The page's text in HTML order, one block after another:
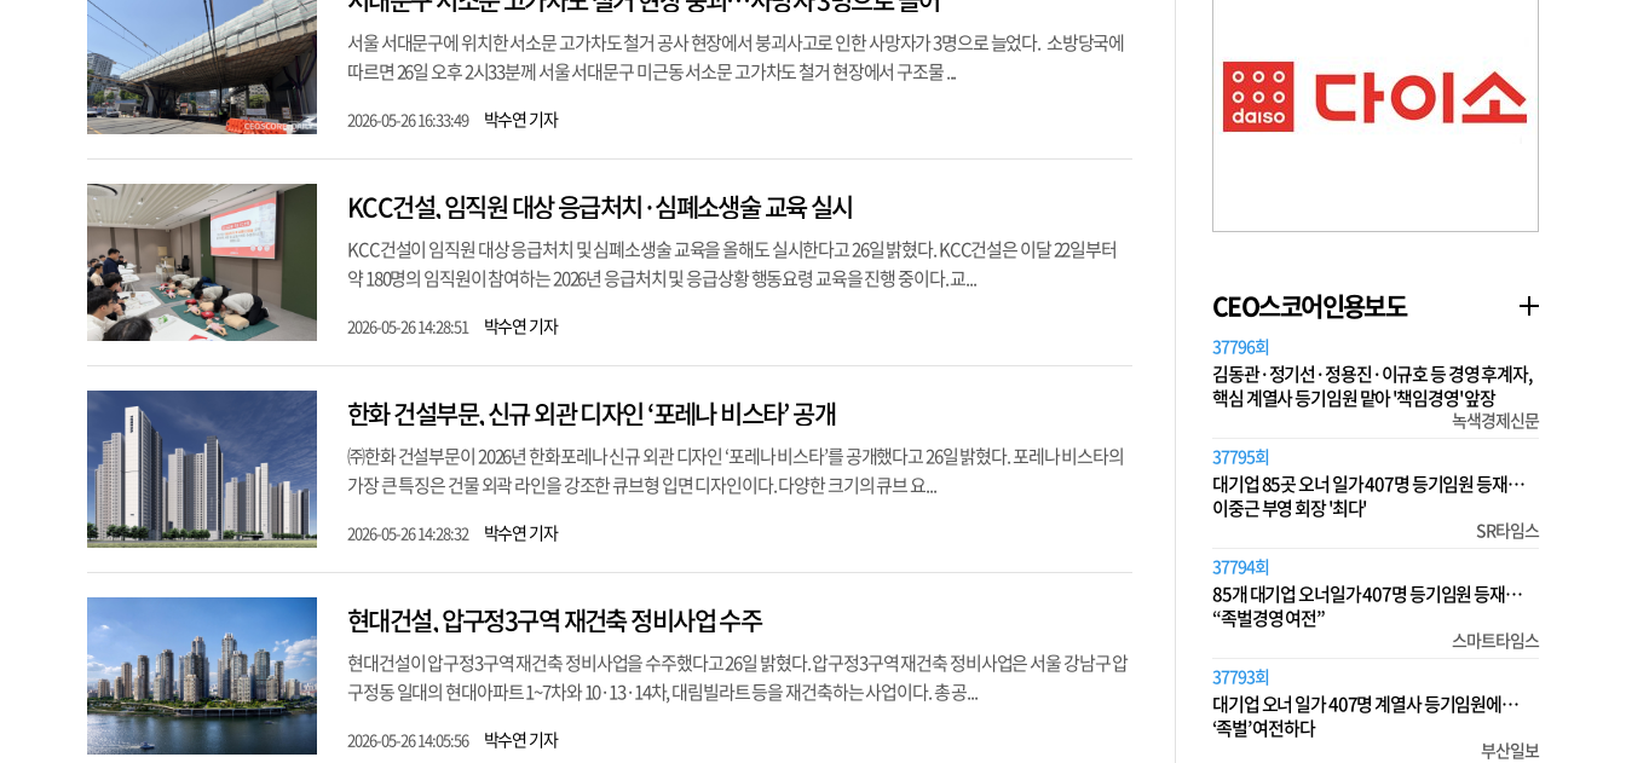
서울 서대문구에 위치한 서소문 고가차도 철거 공사 현장에서 붕괴사고로 인한 사망자가 3명으로 늘었다. 소방당국에
따르면 26일 오후 2시33분께 서울 서대문구 미근동 서소문 고가차도 철거 현장에서 구조물 ...
2026-05-26 16:33:49 박수연 기자
KCC건설, 임직원 대상 응급처치·심폐소생술 교육 실시
KCC건설이 임직원 대상 응급처치 및 심폐소생술 교육을 올해도 실시한다고 26일 밝혔다. KCC건설은 이달 22일부터
약 180명의 임직원이 참여하는 2026년 응급처치 및 응급상황 행동요령 교육을 진행 중이다. 교...
2026-05-26 14:28:51 박수연 기자
한화 건설부문, 신규 외관 디자인 ‘포레나 비스타’ 공개
㈜한화 건설부문이 2026년 한화포레나 신규 외관 디자인 ‘포레나 비스타’를 공개했다고 26일 밝혔다. 포레나 비스타의
가장 큰 특징은 건물 외곽 라인을 강조한 큐브형 입면 디자인이다. 다양한 크기의 큐브 요...
2026-05-26 14:28:32 박수연 기자
현대건설, 압구정3구역 재건축 정비사업 수주
현대건설이 압구정3구역 재건축 정비사업을 수주했다고 26일 밝혔다. 압구정3구역 재건축 정비사업은 서울 강남구 압
구정동 일대의 현대아파트 1~7차와 10·13·14차, 대림빌라트 등을 재건축하는 사업이다. 총 공...
2026-05-26 14:05:56 박수연 기자
CEO스코어인용보도
37796회
김동관·정기선·정용진·이규호 등 경영 후계자,
핵심 계열사 등기임원 맡아 '책임경영' 앞장
녹색경제신문
37795회
대기업 85곳 오너 일가 407명 등기임원 등재…
이중근 부영 회장 '최다'
SR타임스
37794회
85개 대기업 오너일가 407명 등기임원 등재…
“족벌경영 여전”
스마트타임스
37793회
대기업 오너 일가 407명 계열사 등기임원에…
‘족벌’ 여전하다
부산일보